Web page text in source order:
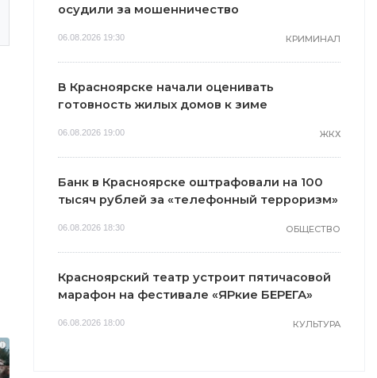
i
осудили за мошенничество
06.08.2026 19:30 КРИМИНАЛ
В Красноярске начали оценивать
готовность жилых домов к зиме
06.08.2026 19:00 ЖКХ
Банк в Красноярске оштрафовали на 100
тысяч рублей за «телефонный терроризм»
06.08.2026 18:30 ОБЩЕСТВО
Красноярский театр устроит пятичасовой
марафон на фестивале «ЯРкие БЕРЕГА»
06.08.2026 18:00 КУЛЬТУРА